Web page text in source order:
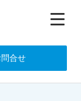
合せ